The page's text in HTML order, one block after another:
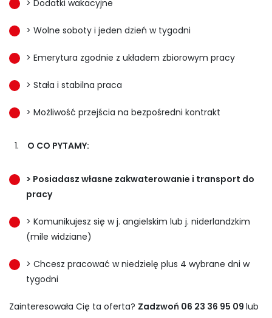
> Dodatki wakacyjne
> Wolne soboty i jeden dzień w tygodni
> Emerytura zgodnie z układem zbiorowym pracy
> Stała i stabilna praca
> Możliwość przejścia na bezpośredni kontrakt
O CO PYTAMY:
> Posiadasz własne zakwaterowanie i transport do
pracy
> Komunikujesz się w j. angielskim lub j. niderlandzkim
(mile widziane)
> Chcesz pracować w niedzielę plus 4 wybrane dni w
tygodni
Zainteresowała Cię ta oferta? Zadzwoń 06 23 36 95 09 lub